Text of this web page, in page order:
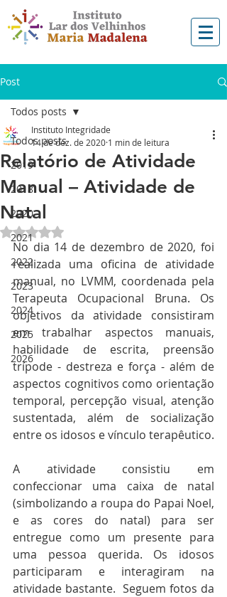
Post
Todos posts
2019
2018
2020
2021
2022
2023
2024
2025
2026
Todos posts
Relatório de Atividade
Manual – Atividade de
Natal
Instituto Integridade
14 de dez. de 2020 1 min de leitura
Avaliado com NaN de 5 estrelas.
No dia 14 de dezembro de 2020, foi
realizada uma oficina de atividade
manual, no LVMM, coordenada pela
Terapeuta Ocupacional Bruna. Os
objetivos da atividade consistiram
em trabalhar aspectos manuais,
habilidade de escrita, preensão
trípode - destreza e força - além de
aspectos cognitivos como orientação
temporal, percepção visual, atenção
sustentada, além de socialização
A atividade consistiu em
confeccionar uma caixa de natal
(simbolizando a roupa do Papai Noel,
e as cores do natal) para ser
entregue como um presente para
uma pessoa querida. Os idosos
participaram e interagiram na
atividade bastante.  Seguem fotos da